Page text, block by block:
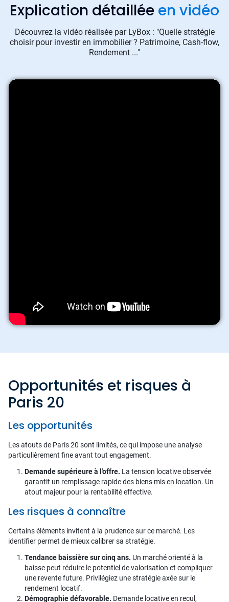
Explication détaillée en vidéo
Découvrez la vidéo réalisée par LyBox : "Quelle stratégie
choisir pour investir en immobilier ? Patrimoine, Cash-flow,
Rendement ..."
Opportunités et risques à
Paris 20
Les opportunités
Les atouts de Paris 20 sont limités, ce qui impose une analyse
particulièrement fine avant tout engagement.
Demande supérieure à l'offre. La tension locative observée
garantit un remplissage rapide des biens mis en location. Un
atout majeur pour la rentabilité effective.
Les risques à connaître
Certains éléments invitent à la prudence sur ce marché. Les
identifier permet de mieux calibrer sa stratégie.
Tendance baissière sur cinq ans. Un marché orienté à la
baisse peut réduire le potentiel de valorisation et compliquer
une revente future. Privilégiez une stratégie axée sur le
rendement locatif.
Démographie défavorable. Demande locative en recul,